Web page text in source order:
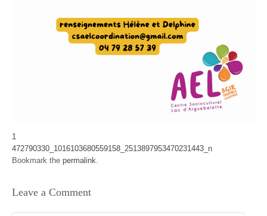
1
472790330_1016103680559158_2513897953470231443_n
Bookmark the permalink.
Leave a Comment